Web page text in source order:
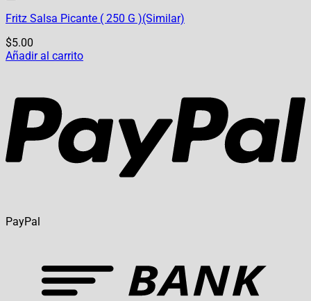
Fritz Salsa Picante ( 250 G )(Similar)
$5.00
Añadir al carrito
PayPal